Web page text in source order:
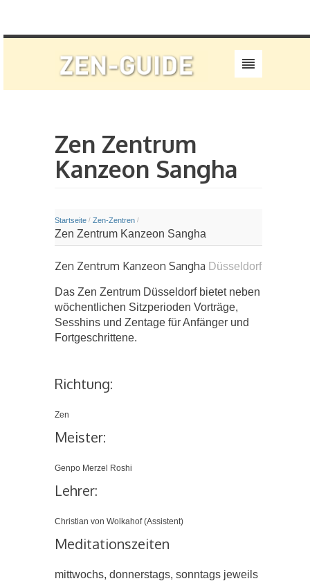
Zen Zentrum
Kanzeon Sangha
Startseite / Zen-Zentren /
Zen Zentrum Kanzeon Sangha
Zen Zentrum Kanzeon Sangha Düsseldorf
Das Zen Zentrum Düsseldorf bietet neben
wöchentlichen Sitzperioden Vorträge,
Sesshins und Zentage für Anfänger und
Fortgeschrittene.
Richtung:
Zen
Meister:
Genpo Merzel Roshi
Lehrer:
Christian von Wolkahof (Assistent)
Meditationszeiten
mittwochs, donnerstags, sonntags jeweils